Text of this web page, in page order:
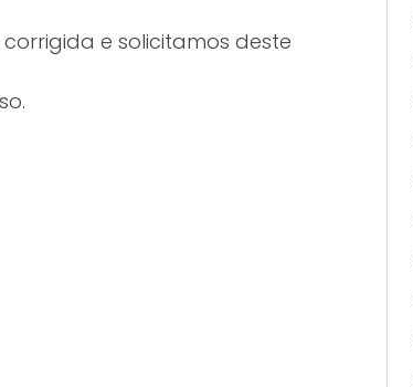
e solicitamos deste